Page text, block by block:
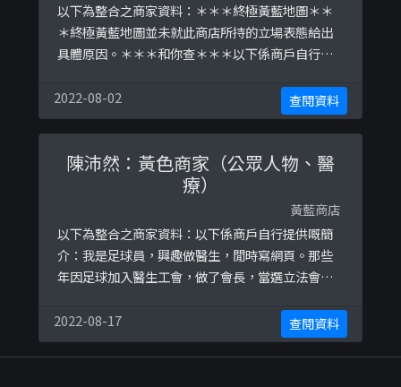
以下為整合之商家資料：＊＊＊終極黃藍地圖＊＊
＊終極黃藍地圖並未就此商店所持的立場表態給出
具體原因。＊＊＊和你查＊＊＊以下係商戶自行提
住冷氣食盡港式大排檔風味!土瓜灣電話: 2515
1500/ WhatsApp 5338 1859西環店電話: 2878
1118/ WhatsApp 6680 9197荃灣電話: 3997
3661/WhatsApp 53 ...
2022-08-02 查閱資料
陳沛然：黃色商家（公眾人物、醫
療）
黃藍商店
以下為整合之商家資料：以下係商戶自行提供嘅簡
介：我是足球員，興趣做醫生，閒時寫網頁。那些
年因足球加入醫生工會，做了會長，當選立法會議
文：
https://www.facebook.com/drpierrechan/pos
ts/2374737549466961https://www.facebook.c
2022-08-17 查閱資料